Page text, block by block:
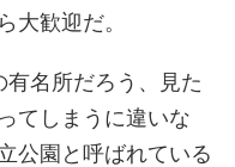
大歓迎だ。
名所だろう、見た
てしまうに違いな
公園と呼ばれている